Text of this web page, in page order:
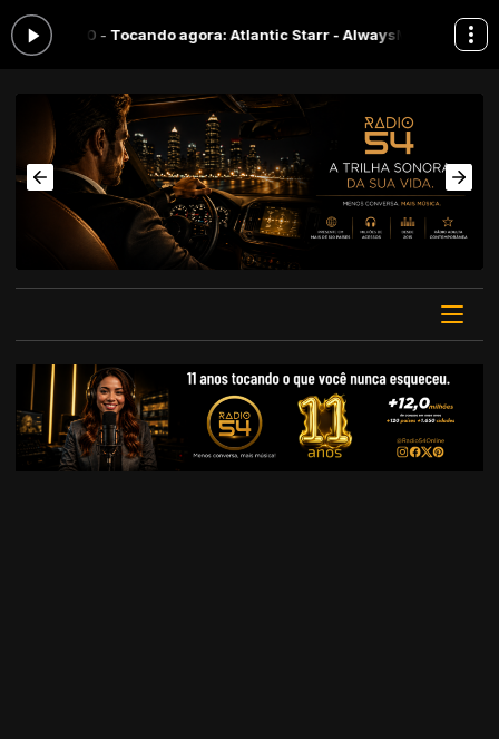
- Tocando agora: Atlantic Starr - AlwaysMenos conversa, mais